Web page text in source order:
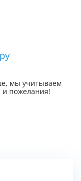
мы учитываем
и пожелания!